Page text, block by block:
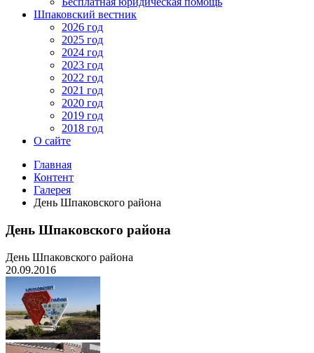
Шпаковский вестник
2026 год
2025 год
2024 год
2023 год
2022 год
2021 год
2020 год
2019 год
2018 год
О сайте
Главная
Контент
Галерея
День Шпаковского района
День Шпаковского района
День Шпаковского района
20.09.2016